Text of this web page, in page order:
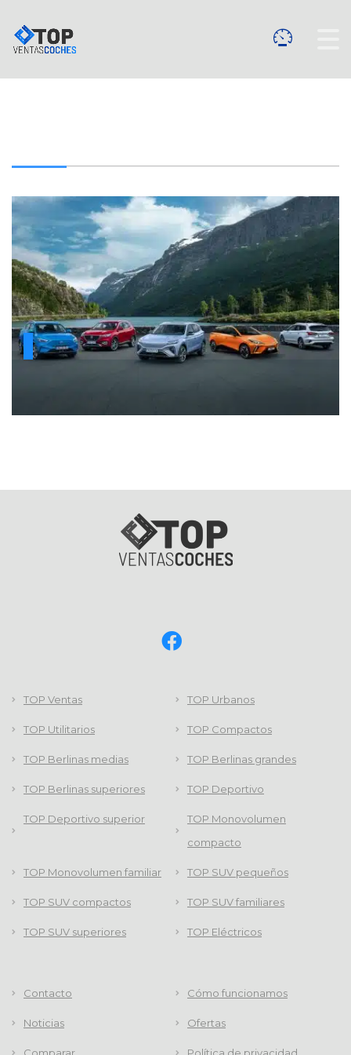
TOP Ventas TOP Urbanos
TOP Utilitarios TOP Compactos
TOP Berlinas medias TOP Berlinas grandes
TOP Berlinas superiores TOP Deportivo
TOP Deportivo superior
TOP Monovolumen
compacto
TOP Monovolumen familiar TOP SUV pequeños
TOP SUV compactos TOP SUV familiares
TOP SUV superiores TOP Eléctricos
Contacto Cómo funcionamos
Noticias Ofertas